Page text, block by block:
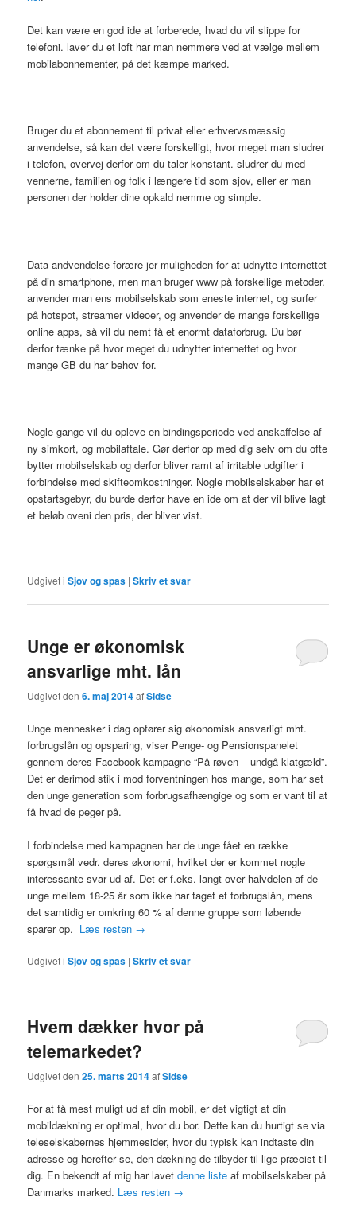
Det kan være en god ide at forberede, hvad du vil slippe for
telefoni. laver du et loft har man nemmere ved at vælge mellem
mobilabonnementer, på det kæmpe marked.
Bruger du et abonnement til privat eller erhvervsmæssig
anvendelse, så kan det være forskelligt, hvor meget man sludrer
i telefon, overvej derfor om du taler konstant. sludrer du med
vennerne, familien og folk i længere tid som sjov, eller er man
personen der holder dine opkald nemme og simple.
Data andvendelse forære jer muligheden for at udnytte internettet
på din smartphone, men man bruger www på forskellige metoder.
anvender man ens mobilselskab som eneste internet, og surfer
på hotspot, streamer videoer, og anvender de mange forskellige
online apps, så vil du nemt få et enormt dataforbrug. Du bør
derfor tænke på hvor meget du udnytter internettet og hvor
mange GB du har behov for.
Nogle gange vil du opleve en bindingsperiode ved anskaffelse af
ny simkort, og mobilaftale. Gør derfor op med dig selv om du ofte
bytter mobilselskab og derfor bliver ramt af irritable udgifter i
forbindelse med skifteomkostninger. Nogle mobilselskaber har et
opstartsgebyr, du burde derfor have en ide om at der vil blive lagt
et beløb oveni den pris, der bliver vist.
Udgivet i Sjov og spas |Skriv et svar
Unge er økonomisk
ansvarlige mht. lån
Udgivet den6. maj 2014afSidse
Unge mennesker i dag opfører sig økonomisk ansvarligt mht.
forbrugslån og opsparing, viser Penge- og Pensionspanelet
gennem deres Facebook-kampagne “På røven – undgå klatgæld”.
Det er derimod stik i mod forventningen hos mange, som har set
den unge generation som forbrugsafhængige og som er vant til at
få hvad de peger på.
I forbindelse med kampagnen har de unge fået en række
spørgsmål vedr. deres økonomi, hvilket der er kommet nogle
interessante svar ud af. Det er f.eks. langt over halvdelen af de
unge mellem 18-25 år som ikke har taget et forbrugslån, mens
det samtidig er omkring 60 % af denne gruppe som løbende
sparer op. Læs resten →
Udgivet i Sjov og spas |Skriv et svar
Hvem dækker hvor på
telemarkedet?
Udgivet den25. marts 2014afSidse
For at få mest muligt ud af din mobil, er det vigtigt at din
mobildækning er optimal, hvor du bor. Dette kan du hurtigt se via
teleselskabernes hjemmesider, hvor du typisk kan indtaste din
adresse og herefter se, den dækning de tilbyder til lige præcist til
dig. En bekendt af mig har lavetdenne liste af mobilselskaber på
Danmarks marked. Læs resten →